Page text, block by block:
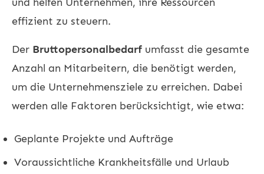
effizient zu steuern.
Der Bruttopersonalbedarf umfasst die gesamte
Anzahl an Mitarbeitern, die benötigt werden,
um die Unternehmensziele zu erreichen. Dabei
werden alle Faktoren berücksichtigt, wie etwa:
Geplante Projekte und Aufträge
Voraussichtliche Krankheitsfälle und Urlaub